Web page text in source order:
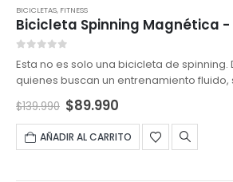
BICICLETAS, FITNESS
Bicicleta Spinning Magnética -
Esta no es solo una bicicleta de
quienes buscan un entrenamiento fluido,
efectivo, combina tecnología avanzada
robusto y moderno.
$139.990 El
precio
original
era:
$139.990.
$89.990El
actual
es:
$89.990.
AÑADIR AL CARRITO